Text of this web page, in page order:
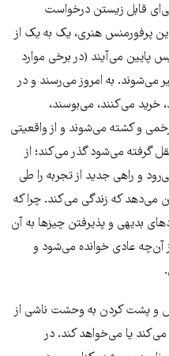
قابل زیستن درخواست
این پرفورمنس هنری، یک به یک از
پایین می‌آیند (در برخی موارد
می‌شوند. به امروز می‌رسند و در
خرید می‌کنند، می‌بوسند،
و کشته می‌شوند و از واقعیتی
گرفته می‌شود گذر می‌کند؛ از
و راهی جدید از تجربه را طی
می‌دهد که زندگی می‌کند. چرا که
بدیهی و پذیرفتن چیزها به آن
عادی خوانده می‌شود و
و پشت کردن به وحشت ناشی از
یا می‌خواهد کند. در